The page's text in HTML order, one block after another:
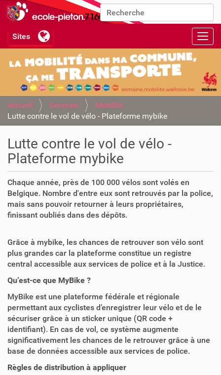
Chercher par
Recherche avancée…
Accueil Services
Mobilité
Lutte contre le vol de vélo - Plateforme mybike
Lutte contre le vol de vélo -
Plateforme mybike
Chaque année, près de 100 000 vélos sont volés en
Belgique. Nombre d'entre eux sont retrouvés par la police,
mais sans pouvoir retourner à leurs propriétaires,
finissant oubliés dans des dépôts.
Grâce à mybike, les chances de retrouver son vélo sont
plus grandes car la plateforme constitue un registre
central accessible aux services de police et à la Justice.
Qu’est-ce que MyBike ?
MyBike est une plateforme fédérale et régionale
permettant aux cyclistes d’enregistrer leur vélo et de le
sécuriser grâce à un sticker unique (QR code +
identifiant). En cas de vol, ce système augmente
significativement les chances de le retrouver grâce à une
base de données accessible aux services de police.
Règles de distribution à appliquer